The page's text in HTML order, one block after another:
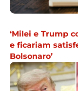
‘Milei e Trump
e ficariam
Bolsonaro’